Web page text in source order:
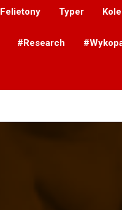
Felietony Typer
#Research